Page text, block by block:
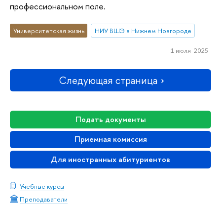
Подать документы
Приемная комиссия
Для иностранных абитуриентов
Учебные курсы
Преподаватели
профессиональном поле.
Университетская жизнь НИУ ВШЭ в Нижнем Новгороде
1 июля 2025
Следующая страница